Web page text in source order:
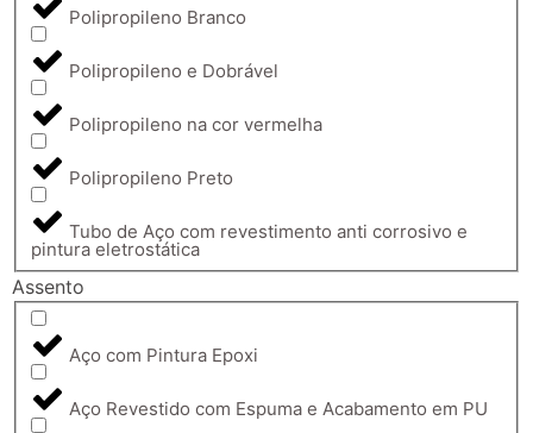
Polipropileno Branco
Polipropileno e Dobrável
Polipropileno na cor vermelha
Polipropileno Preto
Tubo de Aço com revestimento anti corrosivo e
pintura eletrostática
Assento
Aço com Pintura Epoxi
Aço Revestido com Espuma e Acabamento em PU